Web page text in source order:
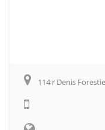
114 r Denis